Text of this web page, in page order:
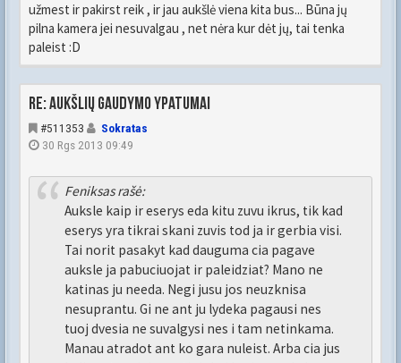
užmest ir pakirst reik , ir jau aukšlė viena kita bus... Būna jų
pilna kamera jei nesuvalgau , net nėra kur dėt jų, tai tenka
paleist :D
Re: Aukšlių gaudymo ypatumai
#511353
Sokratas
30 Rgs 2013 09:49
Feniksas rašė:
Auksle kaip ir eserys eda kitu zuvu ikrus, tik kad
eserys yra tikrai skani zuvis tod ja ir gerbia visi.
Tai norit pasakyt kad dauguma cia pagave
auksle ja pabuciuojat ir paleidziat? Mano ne
katinas ju needa. Negi jusu jos neuzknisa
nesuprantu. Gi ne ant ju lydeka pagausi nes
tuoj dvesia ne suvalgysi nes i tam netinkama.
Manau atradot ant ko gara nuleist. Arba cia jus